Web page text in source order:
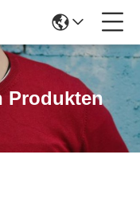
Produkten